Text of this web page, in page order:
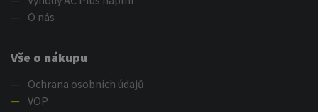
—
O nás
Vše o nákupu
—
Ochrana osobních údajů
— VOP